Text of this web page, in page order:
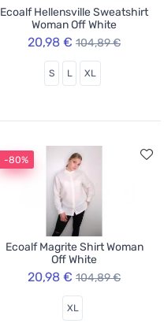
Ecoalf Hellensville Sweatshirt
Woman Off White
20,98 € 104,89 €
S L XL
-80%
Ecoalf Magrite Shirt Woman
Off White
20,98 € 104,89 €
XL